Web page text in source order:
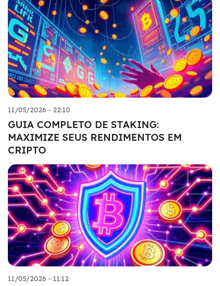
11/05/2026 - 22:10
GUIA COMPLETO DE STAKING:
MAXIMIZE SEUS RENDIMENTOS EM
CRIPTO
11/05/2026 - 11:12